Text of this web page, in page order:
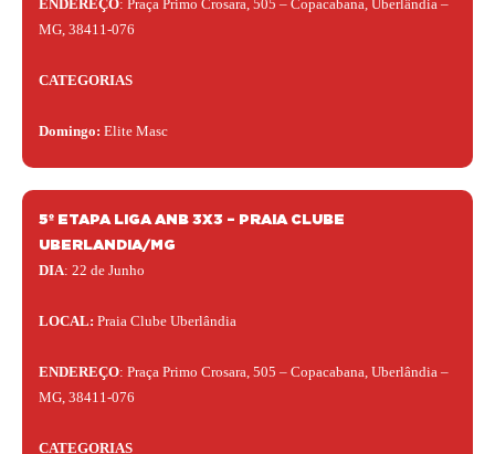
ENDEREÇO: Praça Primo Crosara, 505 – Copacabana, Uberlândia –
MG, 38411-076
CATEGORIAS
Domingo: Elite Masc
5º ETAPA LIGA ANB 3X3 – PRAIA CLUBE
UBERLANDIA/MG
DIA: 22 de Junho
LOCAL: Praia Clube Uberlândia
ENDEREÇO: Praça Primo Crosara, 505 – Copacabana, Uberlândia –
MG, 38411-076
CATEGORIAS